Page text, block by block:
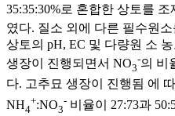
35:35:30%로 혼합한 상토를
였다. 질소 외에 다른 필수원
상토의 pH, EC 및 다량원 소
생장이 진행되면서 NO3
-의 비
다. 고추묘 생장이 진행됨 에
NH4
+:NO3
- 비율이 27:73과